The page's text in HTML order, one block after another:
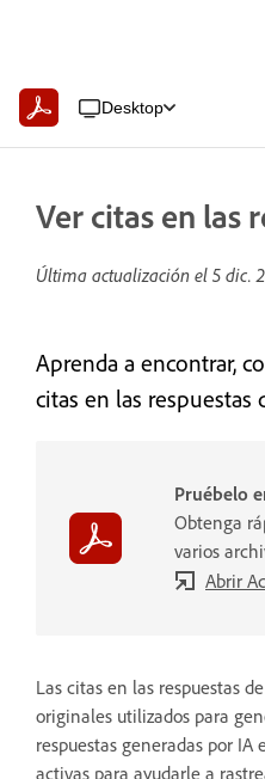
Desktop
Ver citas en las
Última actualización el 5 dic.
Aprenda a encontrar,
citas en las respuestas
Pruébelo
Obtenga
varios
Abrir
Las citas en las respuestas
originales utilizados para
respuestas generadas por IA
activas para ayudarle a